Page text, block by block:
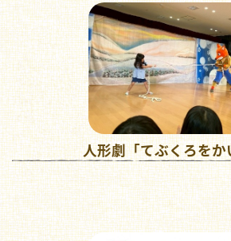
人形劇「てぶくろをか